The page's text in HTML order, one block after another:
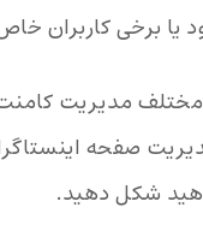
برخی کاربران خاص
مدیریت
صفحه
شکل دهید.